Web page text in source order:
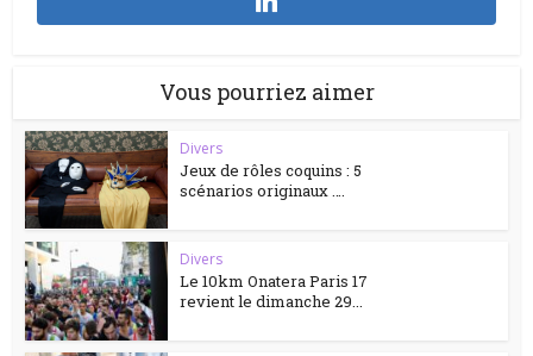
Vous pourriez aimer
Divers
Jeux de rôles coquins : 5
scénarios originaux ….
Divers
Le 10km Onatera Paris 17
revient le dimanche 29...